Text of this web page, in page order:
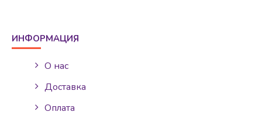
ИНФОРМАЦИЯ
О нас
Доставка
Оплата